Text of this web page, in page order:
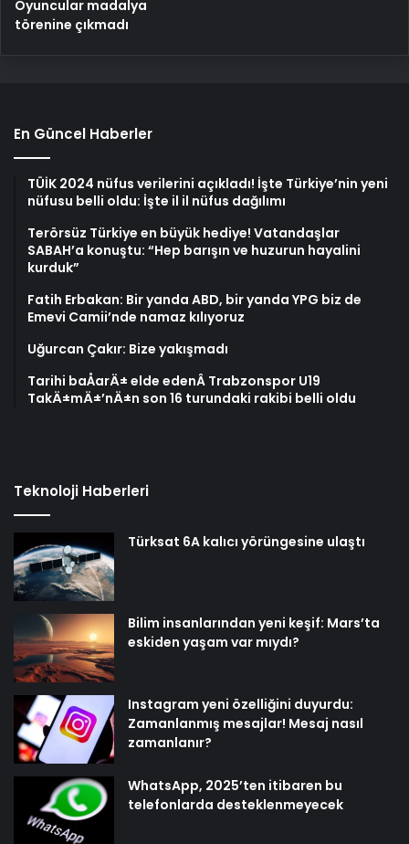
Oyuncular madalya
törenine çıkmadı
En Güncel Haberler
TÜİK 2024 nüfus verilerini açıkladı! İşte Türkiye’nin yeni
nüfusu belli oldu: İşte il il nüfus dağılımı
Terörsüz Türkiye en büyük hediye! Vatandaşlar
SABAH’a konuştu: “Hep barışın ve huzurun hayalini
kurduk”
Fatih Erbakan: Bir yanda ABD, bir yanda YPG biz de
Emevi Camii’nde namaz kılıyoruz
Uğurcan Çakır: Bize yakışmadı
Tarihi baÅarÄ± elde edenÂ Trabzonspor U19
TakÄ±mÄ±’nÄ±n son 16 turundaki rakibi belli oldu
Teknoloji Haberleri
Türksat 6A kalıcı yörüngesine ulaştı
Bilim insanlarından yeni keşif: Mars’ta
eskiden yaşam var mıydı?
Instagram yeni özelliğini duyurdu:
Zamanlanmış mesajlar! Mesaj nasıl
zamanlanır?
WhatsApp, 2025’ten itibaren bu
telefonlarda desteklenmeyecek